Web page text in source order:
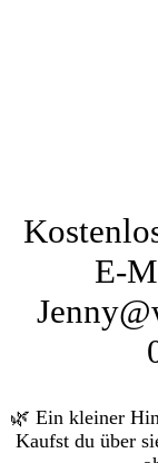
E-
🌿 Ein kleiner
Kaufst du über